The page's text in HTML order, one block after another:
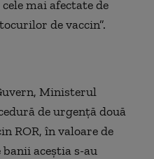
mai afectate de
de vaccin”.
Ministerul
de urgenţă două
ROR, în valoare de
aceştia s-au